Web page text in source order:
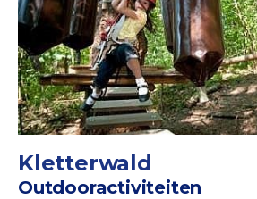
Kletterwald
Outdooractiviteiten